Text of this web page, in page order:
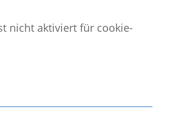
nicht aktiviert für cookie-